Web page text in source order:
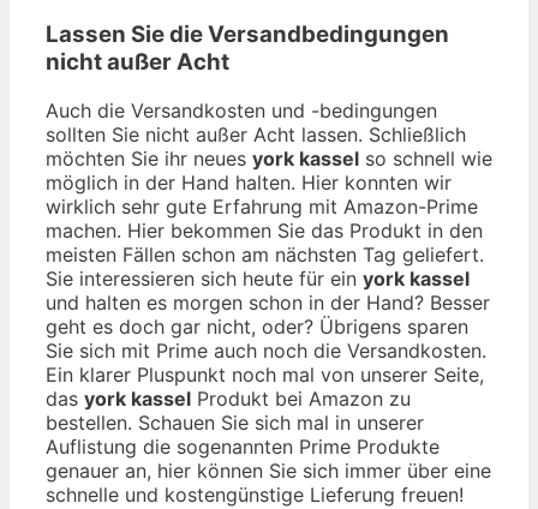
Lassen Sie die Versandbedingungen
nicht außer Acht
Auch die Versandkosten und -bedingungen
sollten Sie nicht außer Acht lassen. Schließlich
möchten Sie ihr neues york kassel so schnell wie
möglich in der Hand halten. Hier konnten wir
wirklich sehr gute Erfahrung mit Amazon-Prime
machen. Hier bekommen Sie das Produkt in den
meisten Fällen schon am nächsten Tag geliefert.
Sie interessieren sich heute für ein york kassel
und halten es morgen schon in der Hand? Besser
geht es doch gar nicht, oder? Übrigens sparen
Sie sich mit Prime auch noch die Versandkosten.
Ein klarer Pluspunkt noch mal von unserer Seite,
das york kassel Produkt bei Amazon zu
bestellen. Schauen Sie sich mal in unserer
Auflistung die sogenannten Prime Produkte
genauer an, hier können Sie sich immer über eine
schnelle und kostengünstige Lieferung freuen!